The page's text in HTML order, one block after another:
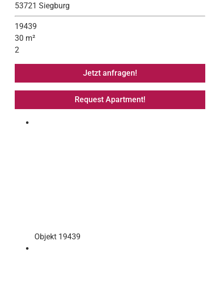
53721 Siegburg
19439
30 m²
2
Jetzt anfragen!
Request Apartment!
Objekt 19439